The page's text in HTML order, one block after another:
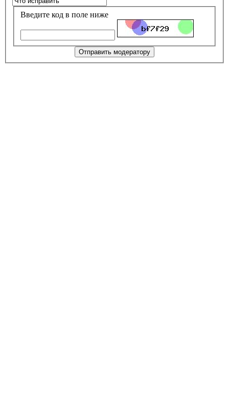
Введите код в поле ниже
Отправить модератору